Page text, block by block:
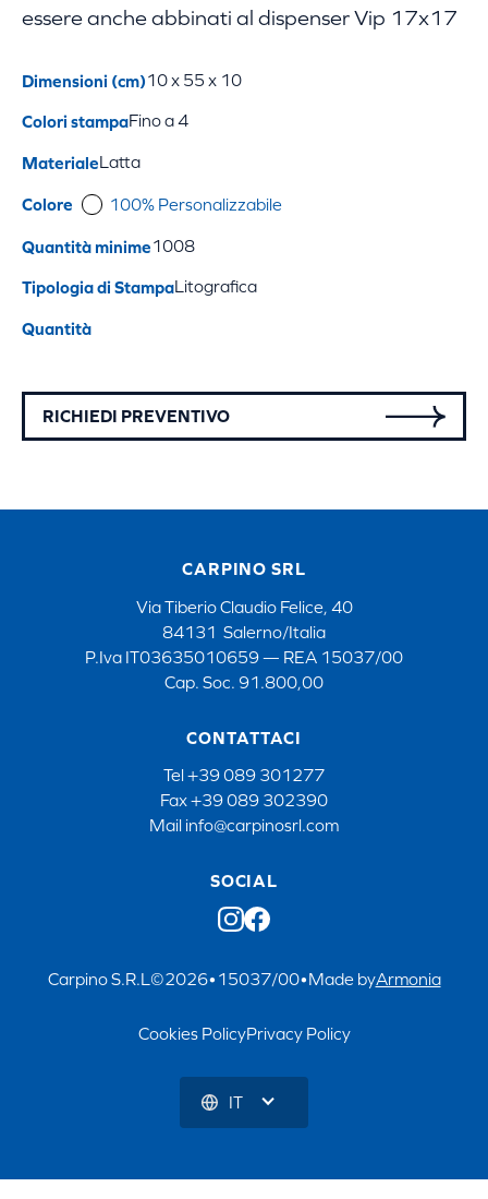
essere anche abbinati al dispenser Vip 17x17
Dimensioni (cm)10 x 55 x 10
Colori stampaFino a 4
MaterialeLatta
Colore 100% Personalizzabile
Quantità minime1008
Tipologia di StampaLitografica
Quantità
RICHIEDI PREVENTIVO
CARPINO SRL
Via Tiberio Claudio Felice, 40
84131 Salerno/Italia
P.Iva IT03635010659 — REA 15037/00
Cap. Soc. 91.800,00
CONTATTACI
Tel+39 089 301277
Fax+39 089 302390
Mail info@carpinosrl.com
SOCIAL
Carpino S.R.L ©2026• 15037/00•Made byArmonia
Cookies PolicyPrivacy Policy
IT